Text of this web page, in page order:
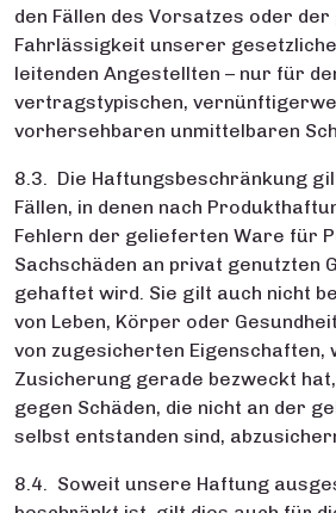
den Fällen des Vorsatzes oder der
Fahrlässigkeit unserer
leitenden Angestellten – nur für
vertragstypischen,
vorhersehbaren unmittelbaren
8.3. Die Haftungsbeschränkung
Fällen, in denen nach
Fehlern der gelieferten Ware für
Sachschäden an privat genutzten
gehaftet wird. Sie gilt auch nicht
von Leben, Körper oder
von zugesicherten Eigenschaften,
Zusicherung gerade bezweckt
gegen Schäden, die nicht an der
selbst entstanden sind,
8.4. Soweit unsere Haftung